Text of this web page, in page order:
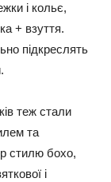
і кольє,
+ взуття.
підкреслять
теж стали
та
стилю бохо,
і